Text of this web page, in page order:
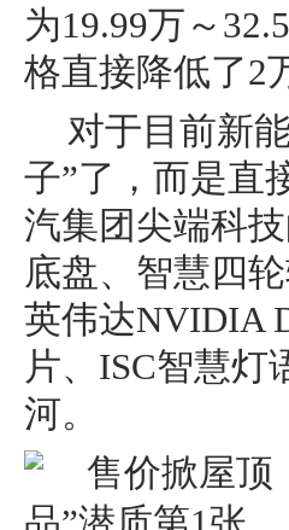
为19.99万～
格直接降低了2
对于目前新
子”了，而是直
汽集团尖端科
底盘、智慧四
英伟达NVIDIA
片、ISC智慧灯
河。